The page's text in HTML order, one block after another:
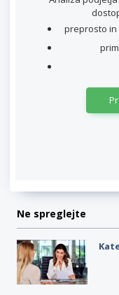
preprosto
Ne spreglejte